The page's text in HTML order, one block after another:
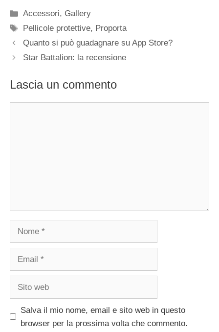
Categorie
Accessori, Gallery
Tag
Pellicole protettive, Proporta
Quanto si può guadagnare su App Store?
Star Battalion: la recensione
Lascia un commento
Nome
Email
Sito
Salva il mio nome, email e sito web in questo
browser per la prossima volta che commento.